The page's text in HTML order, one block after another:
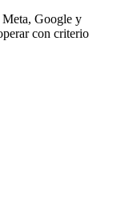
Meta, Google y
con criterio